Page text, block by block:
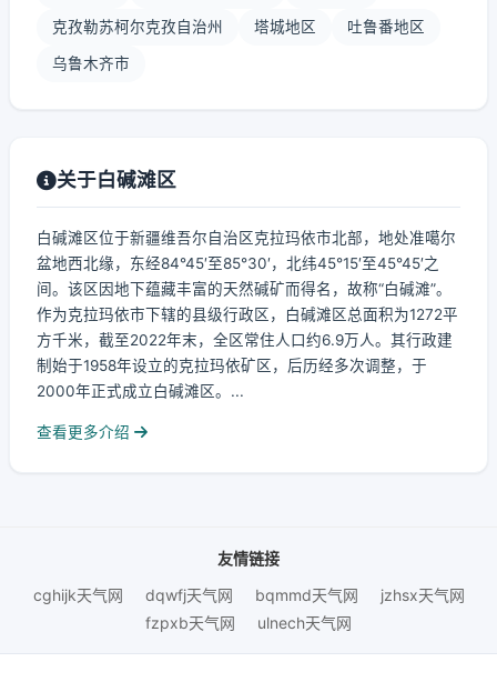
克孜勒苏柯尔克孜自治州 塔城地区 吐鲁番地区
乌鲁木齐市
关于白碱滩区
白碱滩区位于新疆维吾尔自治区克拉玛依市北部，地处准噶尔
盆地西北缘，东经84°45′至85°30′，北纬45°15′至45°45′之
间。该区因地下蕴藏丰富的天然碱矿而得名，故称“白碱滩”。
作为克拉玛依市下辖的县级行政区，白碱滩区总面积为1272平
方千米，截至2022年末，全区常住人口约6.9万人。其行政建
制始于1958年设立的克拉玛依矿区，后历经多次调整，于
2000年正式成立白碱滩区。...
查看更多介绍
友情链接
cghijk天气网
dqwfj天气网 bqmmd天气网
jzhsx天气网
fzpxb天气网
ulnech天气网